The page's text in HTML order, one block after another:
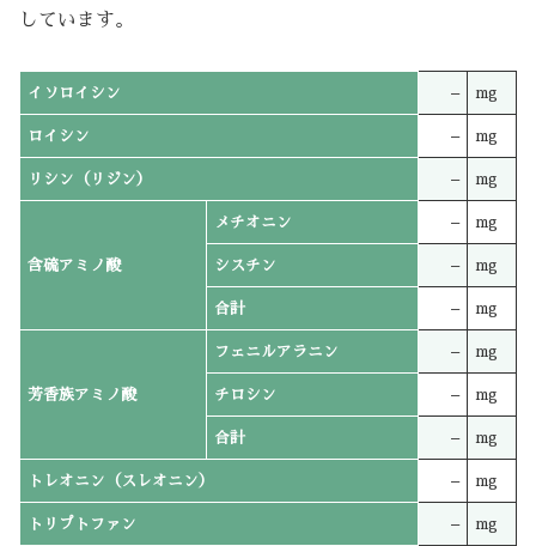
しています。
イソロイシン – mg
ロイシン – mg
リシン（リジン） – mg
含硫アミノ酸
メチオニン – mg
シスチン – mg
合計 – mg
芳香族アミノ酸
フェニルアラニン – mg
チロシン – mg
合計 – mg
トレオニン（スレオニン） – mg
トリプトファン – mg